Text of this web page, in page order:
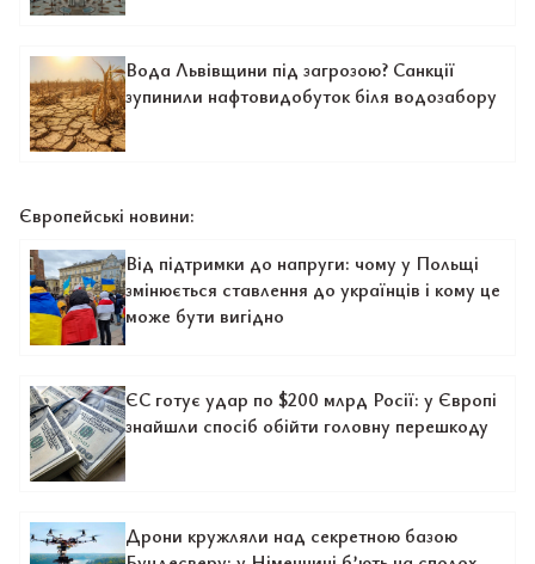
Вода Львівщини під загрозою? Санкції
зупинили нафтовидобуток біля водозабору
Європейські новини:
Від підтримки до напруги: чому у Польщі
змінюється ставлення до українців і кому це
може бути вигідно
ЄС готує удар по $200 млрд Росії: у Європі
знайшли спосіб обійти головну перешкоду
Дрони кружляли над секретною базою